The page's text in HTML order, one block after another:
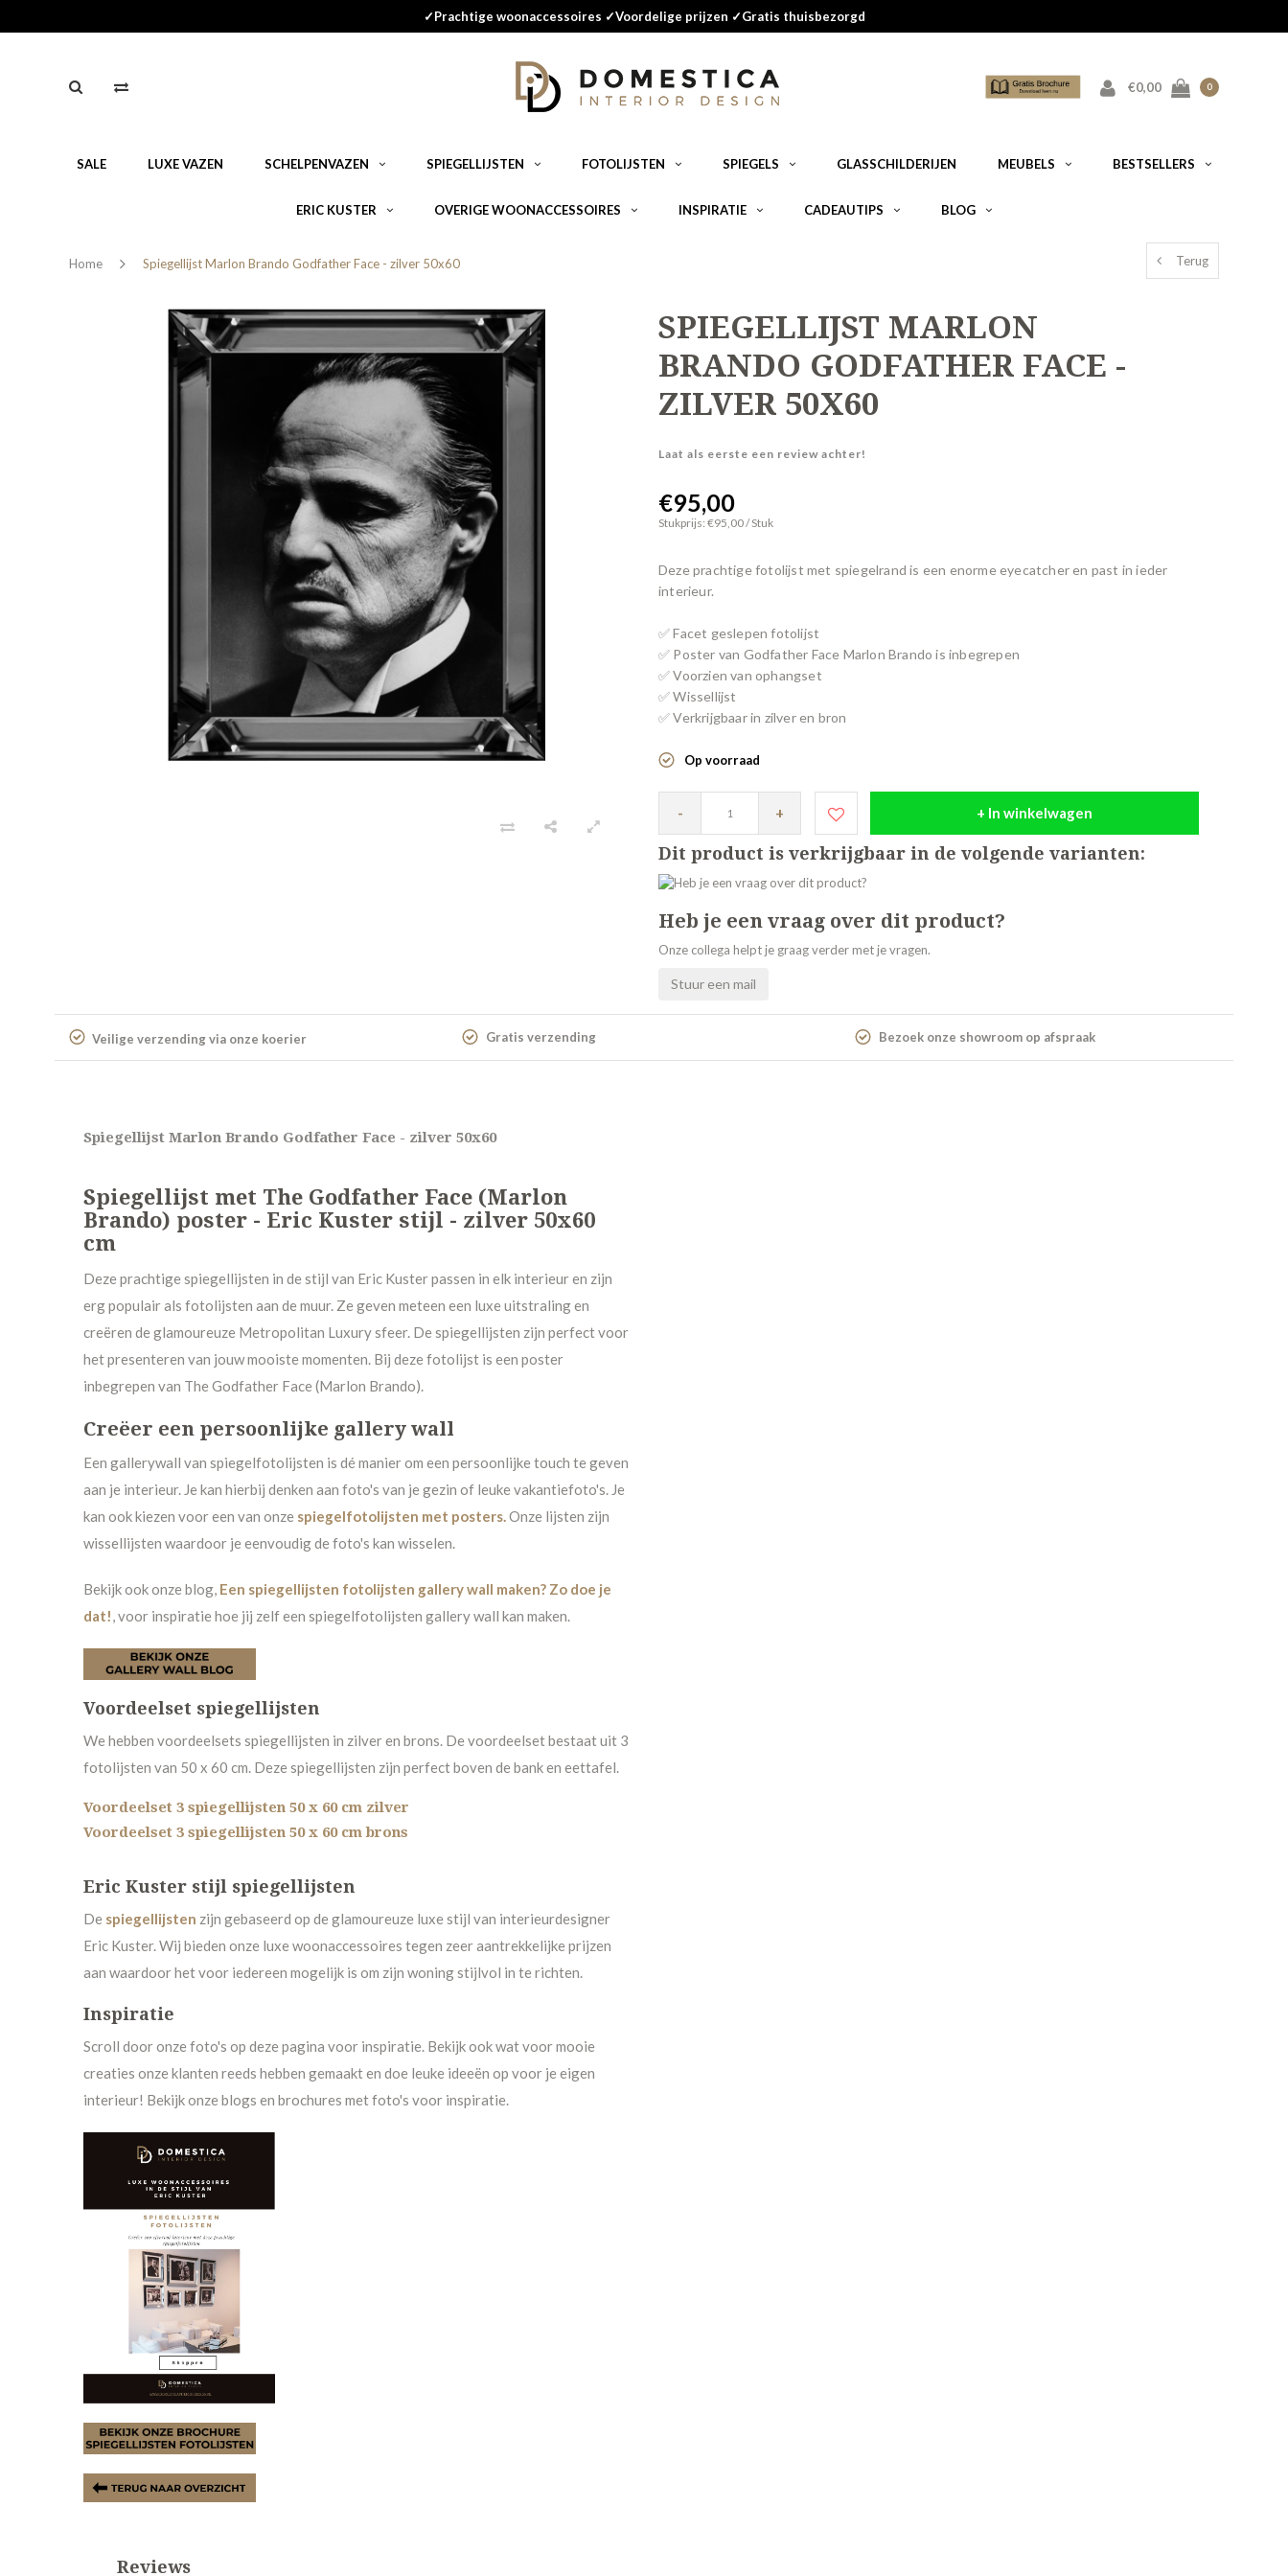
✓Prachtige woonaccessoires ✓Voordelige prijzen ✓Gratis thuisbezorgd
€0,00 0
SALE LUXE VAZEN SCHELPENVAZEN SPIEGELLIJSTEN FOTOLIJSTEN SPIEGELS GLASSCHILDERIJEN MEUBELS BESTSELLERS
ERIC KUSTER OVERIGE WOONACCESSOIRES INSPIRATIE CADEAUTIPS BLOG
Home Spiegellijst Marlon Brando Godfather Face - zilver 50x60 Terug
SPIEGELLIJST MARLON
BRANDO GODFATHER FACE -
ZILVER 50X60
Laat als eerste een review achter!
€95,00
Stukprijs: €95,00 / Stuk
Deze prachtige fotolijst met spiegelrand is een enorme eyecatcher en past in ieder
interieur.
✅ Facet geslepen fotolijst
✅ Poster van Godfather Face Marlon Brando is inbegrepen
✅ Voorzien van ophangset
✅ Wissellijst
✅ Verkrijgbaar in zilver en bron
Op voorraad
- + + In winkelwagen
Dit product is verkrijgbaar in de volgende varianten:
Heb je een vraag over dit product?
Onze collega helpt je graag verder met je vragen.
Stuur een mail
Veilige verzending via onze koerier Gratis verzending Bezoek onze showroom op afspraak
Spiegellijst Marlon Brando Godfather Face - zilver 50x60
Spiegellijst met The Godfather Face (Marlon
Brando) poster - Eric Kuster stijl - zilver 50x60
cm
Deze prachtige spiegellijsten in de stijl van Eric Kuster passen in elk interieur en zijn
erg populair als fotolijsten aan de muur. Ze geven meteen een luxe uitstraling en
creëren de glamoureuze Metropolitan Luxury sfeer. De spiegellijsten zijn perfect voor
het presenteren van jouw mooiste momenten. Bij deze fotolijst is een poster
inbegrepen van The Godfather Face (Marlon Brando).
Creëer een persoonlijke gallery wall
Een gallerywall van spiegelfotolijsten is dé manier om een persoonlijke touch te geven
aan je interieur. Je kan hierbij denken aan foto's van je gezin of leuke vakantiefoto's. Je
kan ook kiezen voor een van onze spiegelfotolijsten met posters.Onze lijsten zijn
wissellijsten waardoor je eenvoudig de foto's kan wisselen.
Bekijk ook onze blog, Een spiegellijsten fotolijsten gallery wall maken? Zo doe je
dat!, voor inspiratie hoe jij zelf een spiegelfotolijsten gallery wall kan maken.
Voordeelset spiegellijsten
We hebben voordeelsets spiegellijsten in zilver en brons. De voordeelset bestaat uit 3
fotolijsten van 50 x 60 cm. Deze spiegellijsten zijn perfect boven de bank en eettafel.
Voordeelset 3 spiegellijsten 50 x 60 cm zilver
Voordeelset 3 spiegellijsten 50 x 60 cm brons
Eric Kuster stijl spiegellijsten
De spiegellijsten zijn gebaseerd op de glamoureuze luxe stijl van interieurdesigner
Eric Kuster. Wij bieden onze luxe woonaccessoires tegen zeer aantrekkelijke prijzen
aan waardoor het voor iedereen mogelijk is om zijn woning stijlvol in te richten.
Inspiratie
Scroll door onze foto's op deze pagina voor inspiratie. Bekijk ook wat voor mooie
creaties onze klanten reeds hebben gemaakt en doe leuke ideeën op voor je eigen
interieur! Bekijk onze blogs en brochures met foto's voor inspiratie.
Reviews